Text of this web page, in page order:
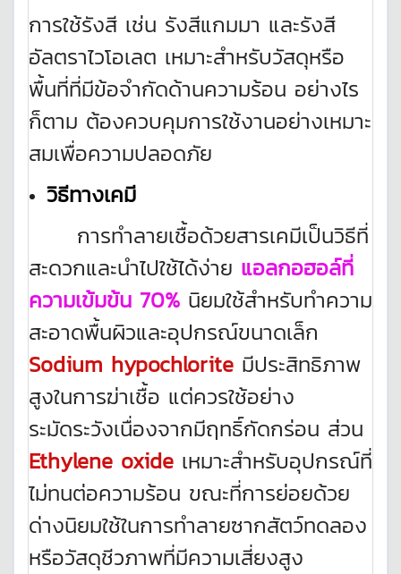
การใช้รังสี เช่น รังสีแกมมา และรังสี
อัลตราไวโอเลต เหมาะสำหรับวัสดุหรือ
พื้นที่ที่มีข้อจำกัดด้านความร้อน อย่างไร
ก็ตาม ต้องควบคุมการใช้งานอย่างเหมาะ
สมเพื่อความปลอดภัย
วิธีทางเคมี
การทำลายเชื้อด้วยสารเคมีเป็นวิธีที่
สะดวกและนำไปใช้ได้ง่าย แอลกอฮอล์ที่
ความเข้มข้น 70% นิยมใช้สำหรับทำความ
สะอาดพื้นผิวและอุปกรณ์ขนาดเล็ก
Sodium hypochlorite มีประสิทธิภาพ
สูงในการฆ่าเชื้อ แต่ควรใช้อย่าง
ระมัดระวังเนื่องจากมีฤทธิ์กัดกร่อน ส่วน
Ethylene oxide เหมาะสำหรับอุปกรณ์ที่
ไม่ทนต่อความร้อน ขณะที่การย่อยด้วย
ด่างนิยมใช้ในการทำลายซากสัตว์ทดลอง
หรือวัสดุชีวภาพที่มีความเสี่ยงสูง